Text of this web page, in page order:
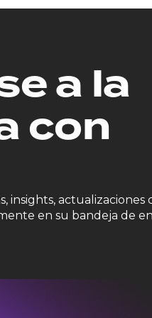
a la
con
insights, actualizaciones
en su bandeja de